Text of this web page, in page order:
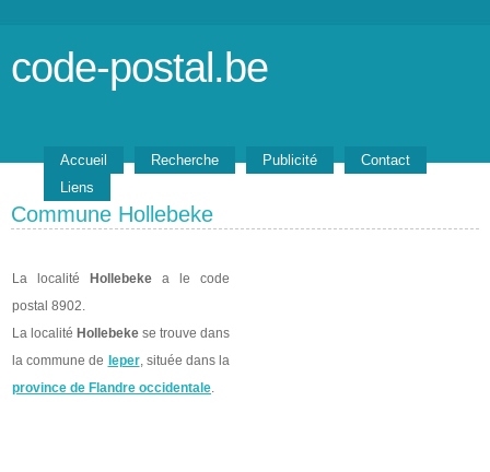
code-postal.be
Accueil Recherche Publicité
Contact
Liens
Commune Hollebeke
La localité Hollebeke a le code
postal 8902.
La localité Hollebeke se trouve dans
la commune de Ieper, située dans la
province de Flandre occidentale.